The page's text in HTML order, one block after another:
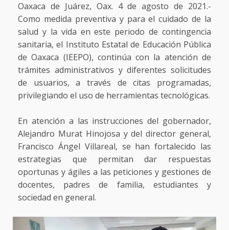
Oaxaca de Juárez, Oax. 4 de agosto de 2021.-
Como medida preventiva y para el cuidado de la
salud y la vida en este periodo de contingencia
sanitaria, el Instituto Estatal de Educación Pública
de Oaxaca (IEEPO), continúa con la atención de
trámites administrativos y diferentes solicitudes
de usuarios, a través de citas programadas,
privilegiando el uso de herramientas tecnológicas.
En atención a las instrucciones del gobernador,
Alejandro Murat Hinojosa y del director general,
Francisco Ángel Villareal, se han fortalecido las
estrategias que permitan dar respuestas
oportunas y ágiles a las peticiones y gestiones de
docentes, padres de familia, estudiantes y
sociedad en general.